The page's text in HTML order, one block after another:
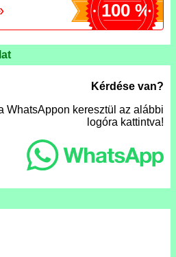
100 %
Kérdése van?
WhatsAppon keresztül az alábbi
logóra kattintva!